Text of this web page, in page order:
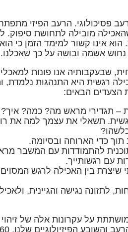
פסיכולוגי. הרעב הפיזי
מובילה לתחושת סיפוק.
הוא אינו קשור למימד הזמן כי
אשמה ובושה על כך שאכלנו.
שבעקבותיה אנו פונות
רגשית היא התנהגות נלמדת,
הצעדים הבאים:
– תגדירי מראש מה? כמה?
רגשית. תשאלי את עצמך למה את
תוך כדי הארוחה ובסיומה.
תוכנית להתמודדות עם המשבר
עם רגשותייך.
בין האכילה לרגש
לתזונה נגישה והגיינית,
על עקרונות אלה של זיהוי